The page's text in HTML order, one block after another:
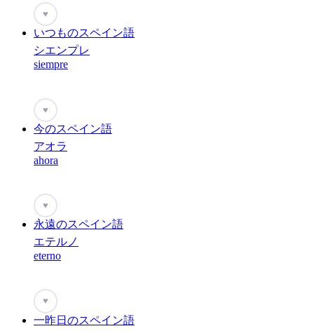
♥
いつものスペイン語
シエンプレ
siempre
♥
今のスペイン語
アオラ
ahora
♥
永遠のスペイン語
エテルノ
eterno
♥
一昨日のスペイン語